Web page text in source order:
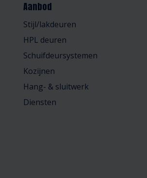
Aanbod
Stijl/lakdeuren
HPL deuren
Schuifdeursystemen
Kozijnen
Hang- & sluitwerk
Diensten